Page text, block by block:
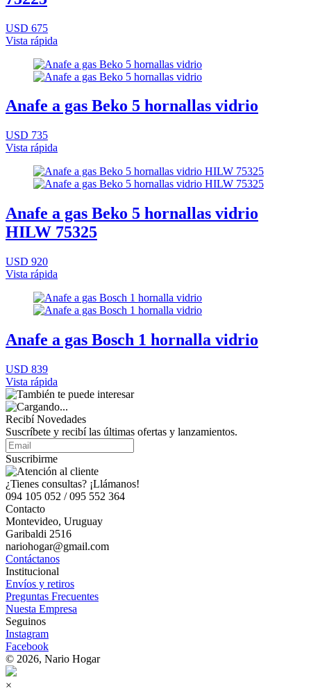
USD 675
Vista rápida
Anafe a gas Beko 5 hornallas vidrio
USD 735
Vista rápida
Anafe a gas Beko 5 hornallas vidrio
HILW 75325
USD 920
Vista rápida
Anafe a gas Bosch 1 hornalla vidrio
USD 839
Vista rápida
Recibí Novedades
Suscríbete y recibí las últimas ofertas y lanzamientos.
Suscribirme
¿Tienes consultas? ¡Llámanos!
094 105 052 / 095 552 364
Contacto
Montevideo, Uruguay
Garibaldi 2516
nariohogar@gmail.com
Contáctanos
Institucional
Envíos y retiros
Preguntas Frecuentes
Nuesta Empresa
Seguinos
Instagram
Facebook
© 2026, Nario Hogar
×